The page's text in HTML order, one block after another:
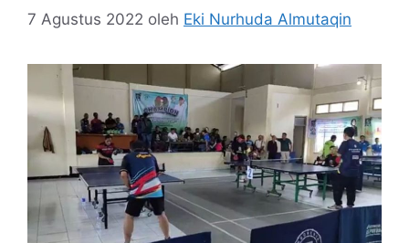
7 Agustus 2022 oleh Eki Nurhuda Almutaqin